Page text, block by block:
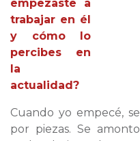
empezaste a
trabajar en él
y cómo lo
percibes en
la
actualidad?
Cuando yo empecé,
por piezas. Se